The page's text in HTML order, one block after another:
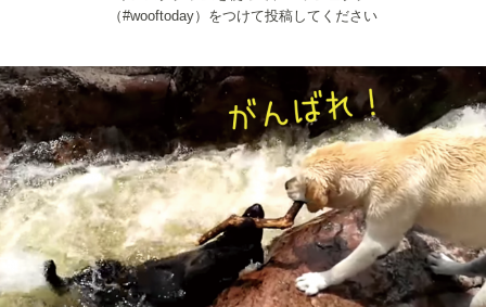
（#wooftoday）をつけて投稿してください